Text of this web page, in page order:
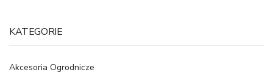
KATEGORIE
Akcesoria Ogrodnicze